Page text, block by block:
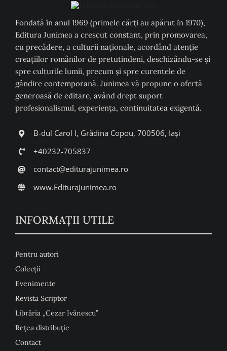
Fondată în anul 1969 (primele cărți au apărut în 1970),
Editura Junimea a crescut constant, prin promovarea,
cu precădere, a culturii naţionale, acordând atenţie
creaţiilor românilor de pretutindeni, deschizându-se şi
spre culturile lumii, precum şi spre curentele de
gândire contemporană. Junimea vă propune o ofertă
generoasă de editare, având drept suport
profesionalismul, experiența, continuitatea exigentă.
B-dul Carol I, Grădina Copou, 700506, Iași
+40232-705837
contact@editurajunimea.ro
www.EdituraJunimea.ro
INFORMAŢII UTILE
Pentru autori
Colecţii
Evenimente
Revista Scriptor
Librăria „Cezar Ivănescu”
Rețea distribuție
Contact